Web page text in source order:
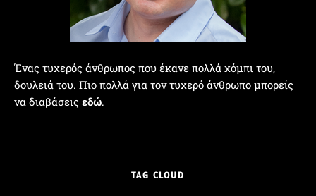
Ένας τυχερός άνθρωπος που έκανε πολλά χόμπι του,
δουλειά του. Πιο πολλά για τον τυχερό άνθρωπο μπορείς
να διαβάσεις εδώ.
TAG CLOUD